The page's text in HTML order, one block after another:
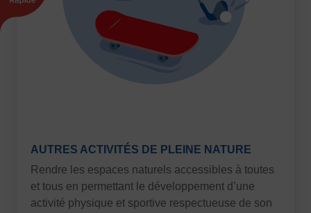
AUTRES ACTIVITÉS DE PLEINE NATURE
Rendre les espaces naturels accessibles à toutes
et tous en permettant le développement d’une
activité physique et sportive respectueuse de son